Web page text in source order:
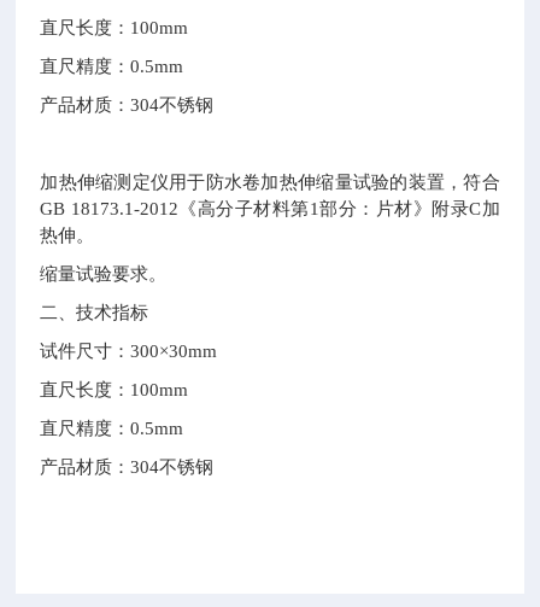
直尺长度：100mm
直尺精度：0.5mm
产品材质：304不锈钢
加热伸缩测定仪用于防水卷加热伸缩量试验的装置，符合
GB 18173.1-2012《高分子材料第1部分：片材》附录C加
热伸。
缩量试验要求。
二、技术指标
试件尺寸：300×30mm
直尺长度：100mm
直尺精度：0.5mm
产品材质：304不锈钢